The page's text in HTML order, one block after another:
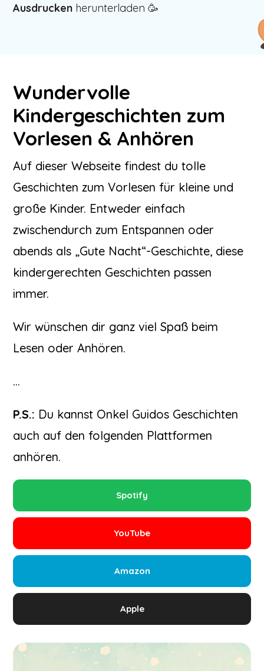
Ausdrucken herunterladen 🥳
Wundervolle
Kindergeschichten zum
Vorlesen & Anhören
Auf dieser Webseite findest du tolle
Geschichten zum Vorlesen für kleine und
große Kinder. Entweder einfach
zwischendurch zum Entspannen oder
abends als „Gute Nacht“-Geschichte, diese
kindergerechten Geschichten passen
immer.
Wir wünschen dir ganz viel Spaß beim
Lesen oder Anhören.
…
P.S.: Du kannst Onkel Guidos Geschichten
auch auf den folgenden Plattformen
anhören.
Spotify
YouTube
Amazon
Apple